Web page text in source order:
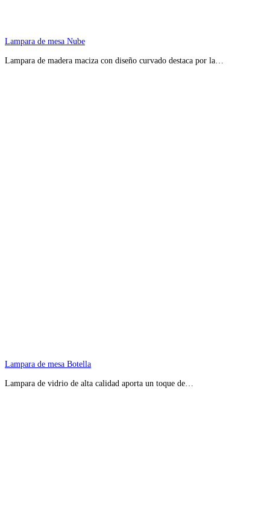
Lampara de mesa Nube
Lampara de madera maciza con diseño curvado destaca por la…
Lampara de mesa Botella
Lampara de vidrio de alta calidad aporta un toque de…